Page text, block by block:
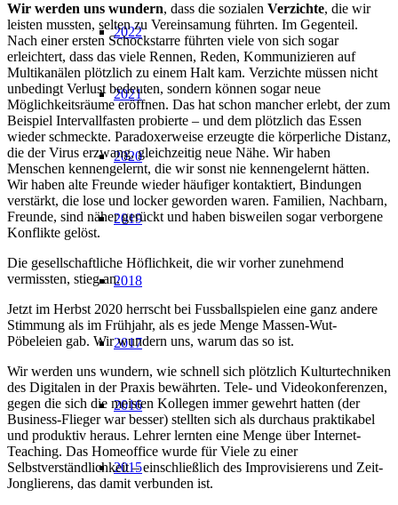
2022
2021
2020
2019
2018
2017
2016
2015
Wir werden uns wundern, dass die sozialen Verzichte, die wir
leisten mussten, selten zu Vereinsamung führten. Im Gegenteil.
Nach einer ersten Schockstarre führten viele von sich sogar
erleichtert, dass das viele Rennen, Reden, Kommunizieren auf
Multikanälen plötzlich zu einem Halt kam. Verzichte müssen nicht
unbedingt Verlust bedeuten, sondern können sogar neue
Möglichkeitsräume eröffnen. Das hat schon mancher erlebt, der zum
Beispiel Intervallfasten probierte – und dem plötzlich das Essen
wieder schmeckte. Paradoxerweise erzeugte die körperliche Distanz,
die der Virus erzwang, gleichzeitig neue Nähe. Wir haben
Menschen kennengelernt, die wir sonst nie kennengelernt hätten.
Wir haben alte Freunde wieder häufiger kontaktiert, Bindungen
verstärkt, die lose und locker geworden waren. Familien, Nachbarn,
Freunde, sind näher gerückt und haben bisweilen sogar verborgene
Konflikte gelöst.
Die gesellschaftliche Höflichkeit, die wir vorher zunehmend
vermissten, stieg an.
Jetzt im Herbst 2020 herrscht bei Fussballspielen eine ganz andere
Stimmung als im Frühjahr, als es jede Menge Massen-Wut-
Pöbeleien gab. Wir wundern uns, warum das so ist.
Wir werden uns wundern, wie schnell sich plötzlich Kulturtechniken
des Digitalen in der Praxis bewährten. Tele- und Videokonferenzen,
gegen die sich die meisten Kollegen immer gewehrt hatten (der
Business-Flieger war besser) stellten sich als durchaus praktikabel
und produktiv heraus. Lehrer lernten eine Menge über Internet-
Teaching. Das Homeoffice wurde für Viele zu einer
Selbstverständlichkeit – einschließlich des Improvisierens und Zeit-
Jonglierens, das damit verbunden ist.